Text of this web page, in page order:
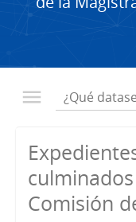
Comisión